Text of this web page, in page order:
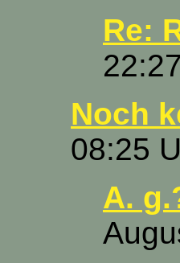
Re:
Noch
08:25
A.